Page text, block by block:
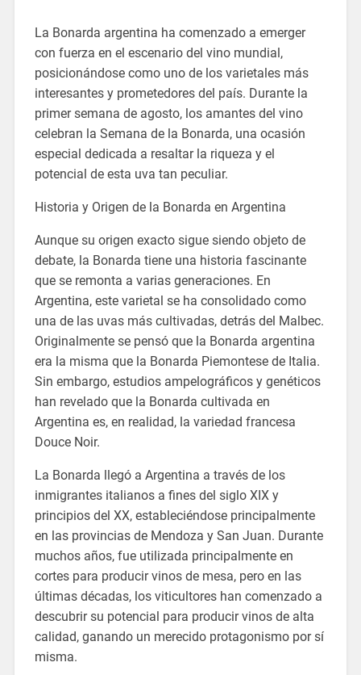
La Bonarda argentina ha comenzado a emerger
con fuerza en el escenario del vino mundial,
posicionándose como uno de los varietales más
interesantes y prometedores del país. Durante la
primer semana de agosto, los amantes del vino
celebran la Semana de la Bonarda, una ocasión
especial dedicada a resaltar la riqueza y el
potencial de esta uva tan peculiar.
Historia y Origen de la Bonarda en Argentina
Aunque su origen exacto sigue siendo objeto de
debate, la Bonarda tiene una historia fascinante
que se remonta a varias generaciones. En
Argentina, este varietal se ha consolidado como
una de las uvas más cultivadas, detrás del Malbec.
Originalmente se pensó que la Bonarda argentina
era la misma que la Bonarda Piemontese de Italia.
Sin embargo, estudios ampelográficos y genéticos
han revelado que la Bonarda cultivada en
Argentina es, en realidad, la variedad francesa
Douce Noir.
La Bonarda llegó a Argentina a través de los
inmigrantes italianos a fines del siglo XIX y
principios del XX, estableciéndose principalmente
en las provincias de Mendoza y San Juan. Durante
muchos años, fue utilizada principalmente en
cortes para producir vinos de mesa, pero en las
últimas décadas, los viticultores han comenzado a
descubrir su potencial para producir vinos de alta
calidad, ganando un merecido protagonismo por sí
misma.